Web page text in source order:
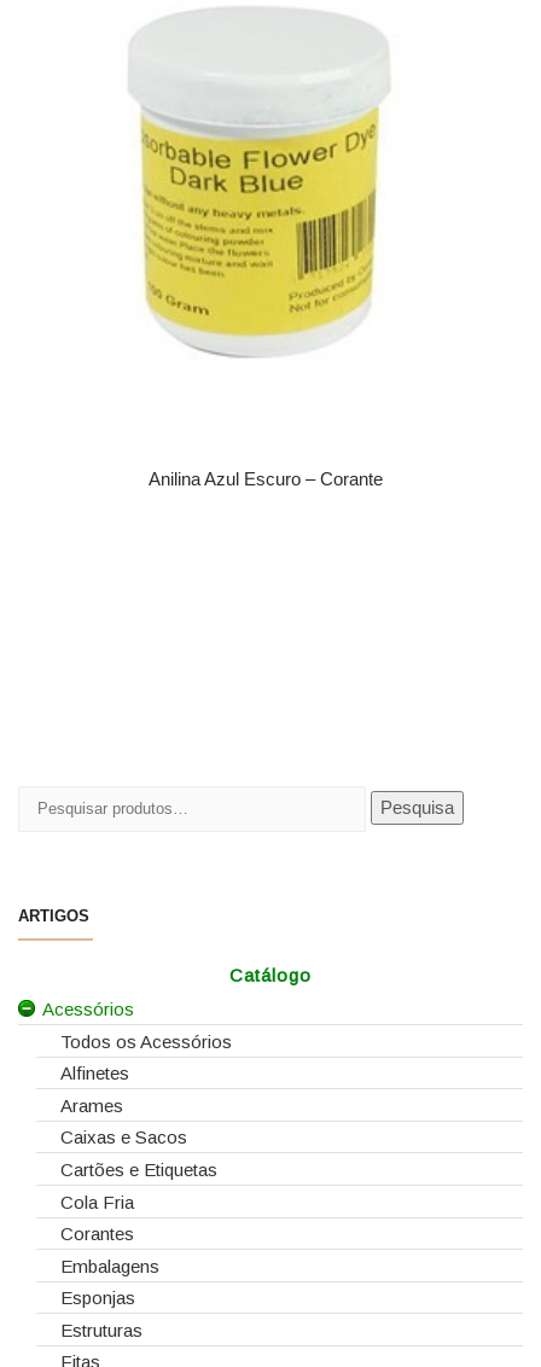
Anilina Azul Escuro – Corante
Pesquisar
Pesquisa
ARTIGOS
Catálogo
Acessórios
Todos os Acessórios
Alfinetes
Arames
Caixas e Sacos
Cartões e Etiquetas
Cola Fria
Corantes
Embalagens
Esponjas
Estruturas
Fitas